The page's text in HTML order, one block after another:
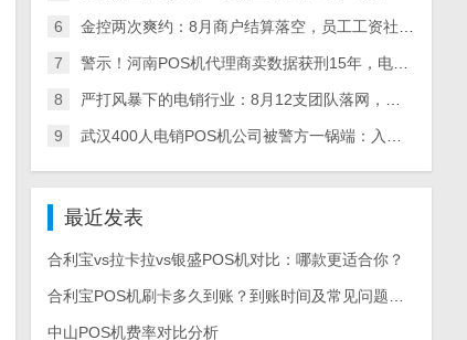
6 金控两次爽约：8月商户结算落空，员工工资社保断供，资金困局何解？
7 警示！河南POS机代理商卖数据获刑15年，电销产业链全链条被查，多地数百人涉案
8 严打风暴下的电销行业：8月12支团队落网，多地整治+量刑升级倒逼从业者转型
9 武汉400人电销POS机公司被警方一锅端：入职新人亲历实录，离职员工曝内幕
最近发表
合利宝vs拉卡拉vs银盛POS机对比：哪款更适合你？
中山POS机费率对比分析